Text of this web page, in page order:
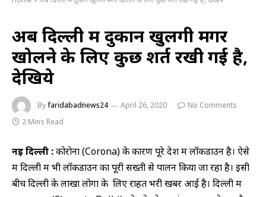
अब दिल्‍ली में दुकानें खुलेंगी मगर
खोलने के लिए कुछ शर्त रखी गई है,
देखिये
Byfaridabadnews24 April 26, 2020
No Comments
2 Mins Read
नई दिल्‍ली :कोरोना (Corona) के कारण पूरे देश में लॉकडाउन है। ऐसे
में दिल्ली में भी लॉकडाउन का पूरी सख्‍ती से पालन किया जा रहा है। इसी
बीच दिल्‍ली के लाखों लोगों के लिए राहत भरी खबर आई है। दिल्‍ली में